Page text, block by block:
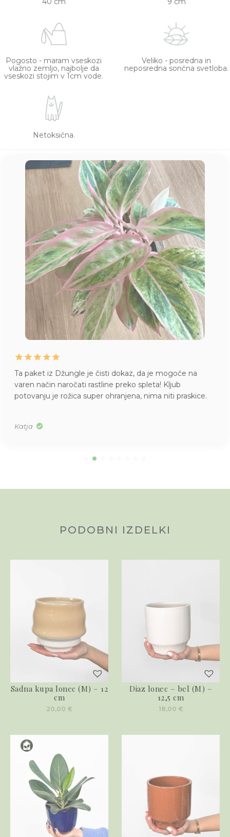
Pogosto - maram vseskozi
vlažno zemljo, najbolje da
vseskozi stojim v 1cm vode.
Veliko - posredna in
neposredna sončna svetloba.
Netoksična.
Ta paket iz Džungle je čisti dokaz, da je mogoče na
varen način naročati rastline preko spleta! Kljub
potovanju je rožica super ohranjena, nima niti praskice.
Katja
PODOBNI IZDELKI
Sadna kupa lonec (M) – 12
cm
20,00 €
Diaz lonec – bel (M) –
12,5 cm
18,00 €